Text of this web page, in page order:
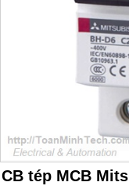
CB tép MCB